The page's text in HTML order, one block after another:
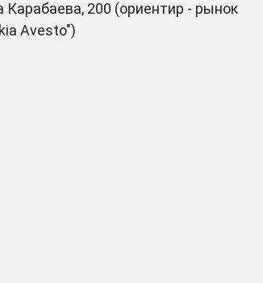
Карабаева, 200 (ориентир - рынок
Avesto")